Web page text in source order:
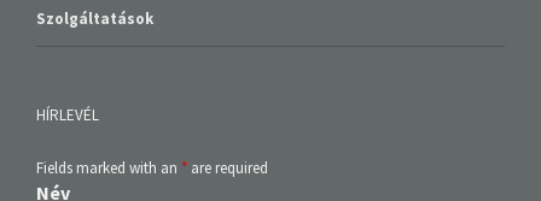
Szolgáltatások
HÍRLEVÉL
Fields marked with an * are required
Név